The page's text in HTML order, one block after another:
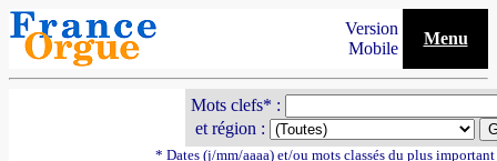
Version
Mobile
Menu
Mots clefs* :
et région :
* Dates (j/mm/aaaa) et/ou mots classés du plus